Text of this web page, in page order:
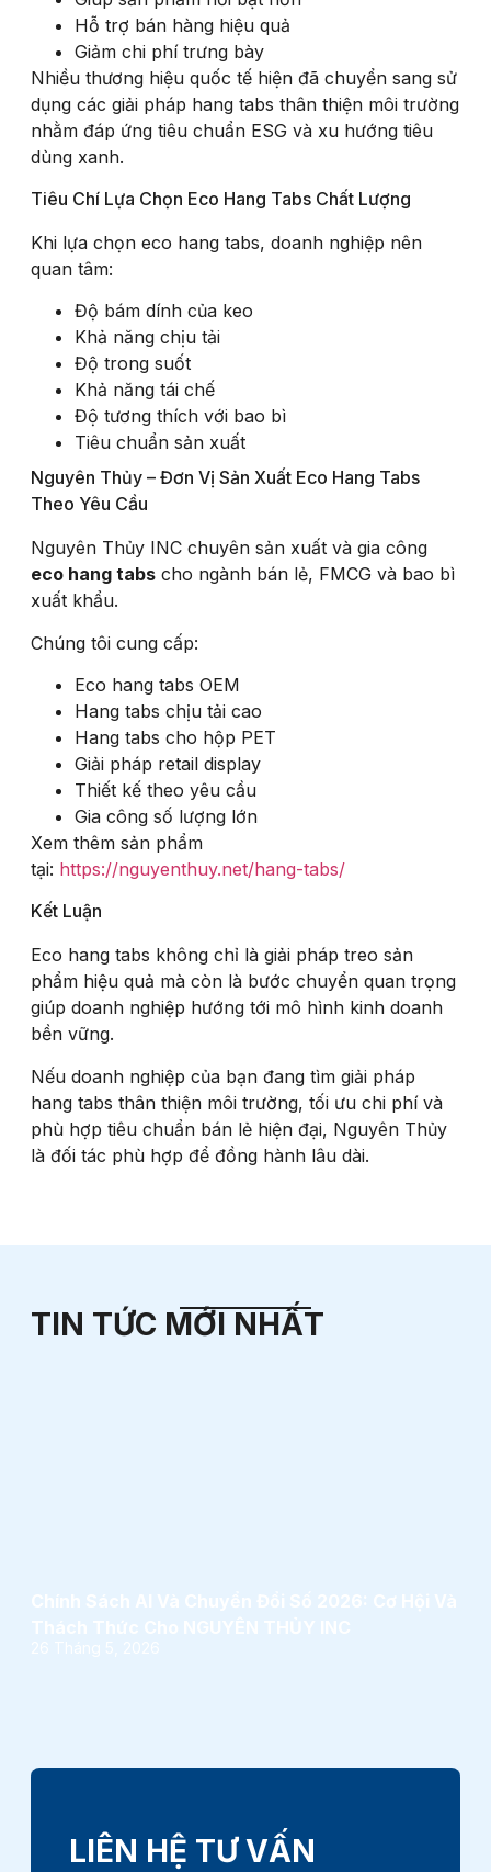
Hỗ trợ bán hàng hiệu quả
Giảm chi phí trưng bày
Nhiều thương hiệu quốc tế hiện đã chuyển sang sử
dụng các giải pháp hang tabs thân thiện môi trường
nhằm đáp ứng tiêu chuẩn ESG và xu hướng tiêu
dùng xanh.
Tiêu Chí Lựa Chọn Eco Hang Tabs Chất Lượng
Khi lựa chọn eco hang tabs, doanh nghiệp nên
quan tâm:
Độ bám dính của keo
Khả năng chịu tải
Độ trong suốt
Khả năng tái chế
Độ tương thích với bao bì
Tiêu chuẩn sản xuất
Nguyên Thủy – Đơn Vị Sản Xuất Eco Hang Tabs
Theo Yêu Cầu
Nguyên Thủy INC chuyên sản xuất và gia công
eco hang tabs cho ngành bán lẻ, FMCG và bao bì
xuất khẩu.
Chúng tôi cung cấp:
Eco hang tabs OEM
Hang tabs chịu tải cao
Hang tabs cho hộp PET
Giải pháp retail display
Thiết kế theo yêu cầu
Gia công số lượng lớn
Xem thêm sản phẩm
tại: https://nguyenthuy.net/hang-tabs/
Kết Luận
Eco hang tabs không chỉ là giải pháp treo sản
phẩm hiệu quả mà còn là bước chuyển quan trọng
giúp doanh nghiệp hướng tới mô hình kinh doanh
bền vững.
Nếu doanh nghiệp của bạn đang tìm giải pháp
hang tabs thân thiện môi trường, tối ưu chi phí và
phù hợp tiêu chuẩn bán lẻ hiện đại, Nguyên Thủy
là đối tác phù hợp để đồng hành lâu dài.
TIN TỨC MỚI NHẤT
LIÊN HỆ TƯ VẤN